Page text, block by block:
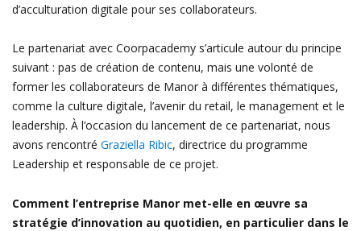
d’acculturation digitale pour ses collaborateurs.
Le partenariat avec Coorpacademy s’articule autour du principe
suivant : pas de création de contenu, mais une volonté de
former les collaborateurs de Manor à différentes thématiques,
comme la culture digitale, l’avenir du retail, le management et le
leadership. À l’occasion du lancement de ce partenariat, nous
avons rencontré Graziella Ribic, directrice du programme
Leadership et responsable de ce projet.
Comment l’entreprise Manor met-elle en œuvre sa
stratégie d’innovation au quotidien, en particulier dans le